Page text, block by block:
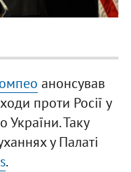
анонсував
проти Росії у
України. Таку
у Палаті
.